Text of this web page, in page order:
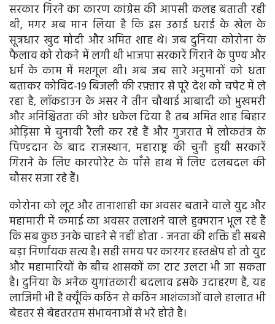
सरकार गिरने का कारण कांग्रेस की आपसी कलह बताती रही
थी, मगर अब मान लिया है कि इस उठाई धराई के खेल के
सूत्रधार खुद मोदी और अमित शाह थे। जब दुनिया कोरोना के
फैलाव को रोकने में लगी थी भाजपा सरकारें गिराने के पुण्य और
धर्म के काम में मशगूल थी। अब जब सारे अनुमानों को धता
बताकर कोविद-19 बिजली की रफ़्तार से पूरे देश को चपेट में ले
रहा है, लॉकडाउन के असर ने तीन चौथाई आबादी को भुखमरी
और अनिश्चितता की ओर धकेल दिया है तब अमित शाह बिहार
ओड़िसा में चुनावी रैली कर रहे हैं और गुजरात में लोकतंत्र के
पिण्डदान के बाद राजस्थान, महाराष्ट्र की चुनी हुयी सरकारें
गिराने के लिए कारपोरेट के पाँसे हाथ में लिए दलबदल की
चौसर सजा रहे हैं।
कोरोना को लूट और तानाशाही का अवसर बताने वाले युद्द और
महामारी में कमाई का अवसर तलाशने वाले हुक्मरान भूल रहे हैं
कि सब कुछ उनके चाहने से नहीं होता - जनता की शक्ति ही सबसे
बड़ा निर्णायक सत्य है। सही समय पर कारगर हस्तक्षेप हो तो युद्द
और महामारियों के बीच शासकों का टाट उलटा भी जा सकता
है। दुनिया के अनेक युगांतकारी बदलाव इसके उदाहरण हैं, यह
लाजिमी भी है क्यूँकि कठिन से कठिन आशंकाओं वाले हालात भी
बेहतर से बेहतरतम संभावनाओं से भरे होते है।